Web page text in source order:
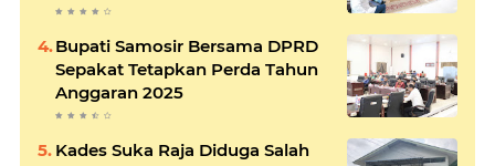
Bupati Samosir Bersama DPRD
Sepakat Tetapkan Perda Tahun
Anggaran 2025
Kades Suka Raja Diduga Salah